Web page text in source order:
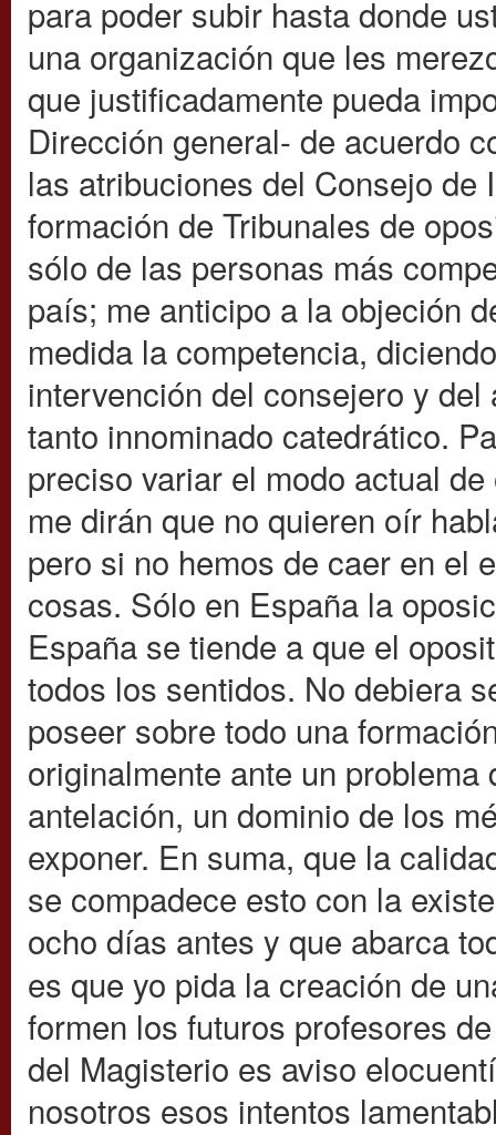
para poder subir hasta donde
una organización que les
que justificadamente pueda
Dirección general- de acuerdo
las atribuciones del Consejo
formación de Tribunales de
sólo de las personas más
país; me anticipo a la objeción
medida la competencia,
intervención del consejero y
tanto innominado catedrático.
preciso variar el modo actual
me dirán que no quieren oír
pero si no hemos de caer en el
cosas. Sólo en España la
España se tiende a que el
todos los sentidos. No debiera
poseer sobre todo una
originalmente ante un
antelación, un dominio de los
exponer. En suma, que la
se compadece esto con la
ocho días antes y que abarca
es que yo pida la creación de
formen los futuros profesores
del Magisterio es aviso
nosotros esos intentos